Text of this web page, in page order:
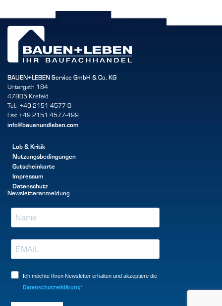
BAUEN+LEBEN Service GmbH & Co. KG
Untergath 184
47805 Krefeld
Tel.: +49 2151 4577-0
Fax: +49 2151 4577-499
info@bauenundleben.com
Lob & Kritik
Nutzungsbedingungen
Gutscheinkarte
Impressum
Datenschutz
Newsletteranmeldung
Ich möchte Ihren Newsletter erhalten und akzeptiere die
Datenschutzerklärung